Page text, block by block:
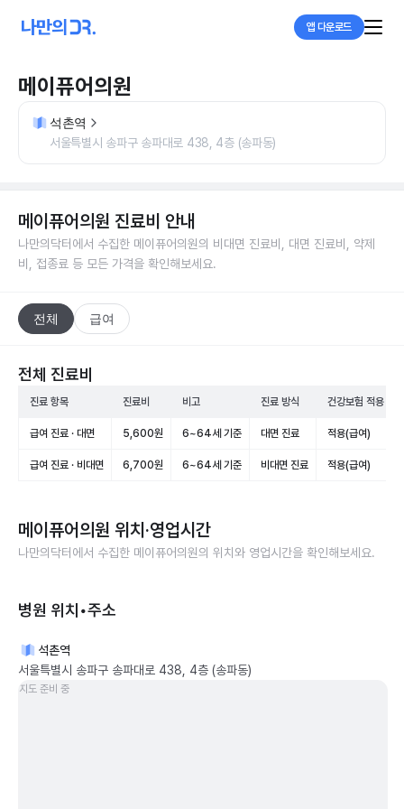
앱 다운로드
메이퓨어의원
석촌역
서울특별시 송파구 송파대로 438, 4층 (송파동)
메이퓨어의원 진료비 안내
나만의닥터에서 수집한 메이퓨어의원의 비대면 진료비, 대면 진료비, 약제
비, 접종료 등 모든 가격을 확인해보세요.
전체 급여
전체 진료비
진료 항목 진료비 비고 진료 방식 건강보험 적용
급여 진료 · 대면 5,600원 6~64세 기준 대면 진료 적용(급여)
급여 진료 · 비대면 6,700원 6~64세 기준 비대면 진료 적용(급여)
메이퓨어의원 위치·영업시간
나만의닥터에서 수집한 메이퓨어의원의 위치와 영업시간을 확인해보세요.
병원 위치•주소
석촌역
서울특별시 송파구 송파대로 438, 4층 (송파동)
지도 준비 중